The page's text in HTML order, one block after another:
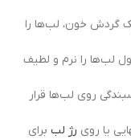
گردش خون، لب‌ها را
لب‌ها را نرم و لطیف
روی لب‌ها قرار
یا روی رژ لب برای